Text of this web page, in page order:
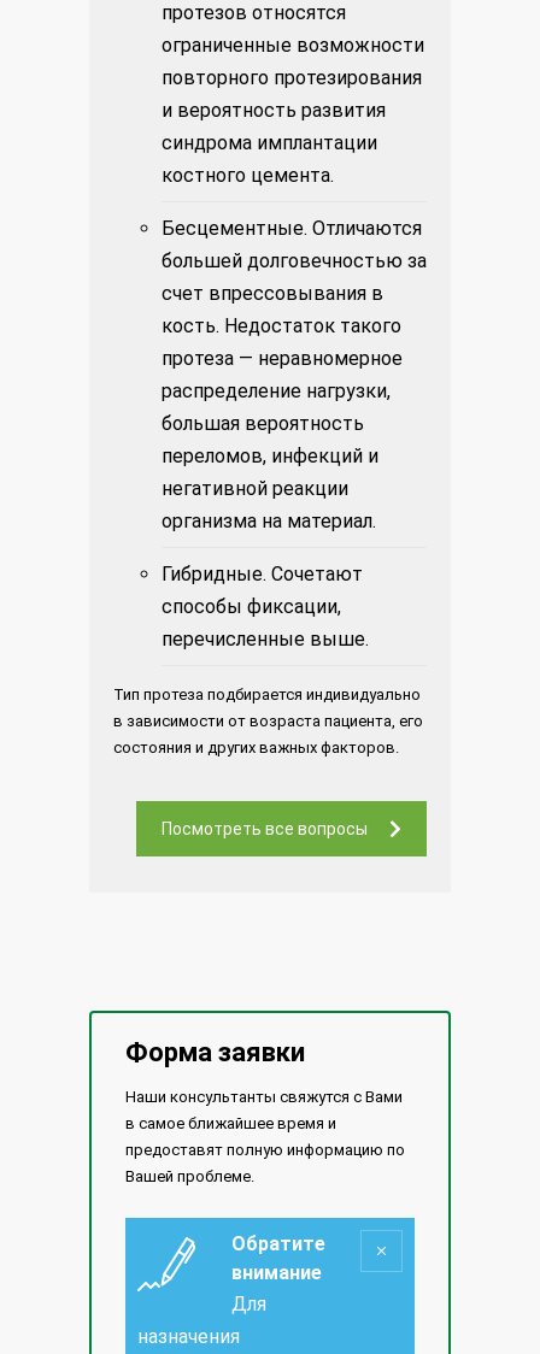
протезов относятся
ограниченные возможности
повторного протезирования
и вероятность развития
синдрома имплантации
костного цемента.
Бесцементные. Отличаются
большей долговечностью за
счет впрессовывания в
кость. Недостаток такого
протеза — неравномерное
распределение нагрузки,
большая вероятность
переломов, инфекций и
негативной реакции
организма на материал.
Гибридные. Сочетают
способы фиксации,
перечисленные выше.
Тип протеза подбирается индивидуально
в зависимости от возраста пациента, его
состояния и других важных факторов.
Посмотреть все вопросы
Форма заявки
Наши консультанты свяжутся с Вами
в самое ближайшее время и
предоставят полную информацию по
Вашей проблеме.
Обратите
внимание
Для
назначения